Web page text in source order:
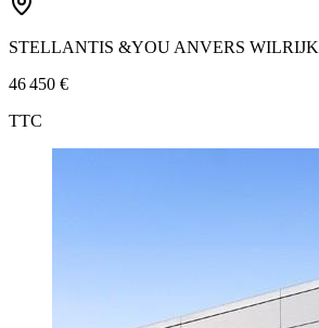
STELLANTIS &YOU ANVERS WILRIJK
46 450 €
TTC